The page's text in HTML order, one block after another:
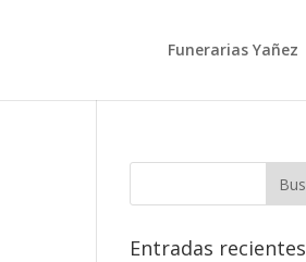
Funerarias Yañez
Entradas recientes